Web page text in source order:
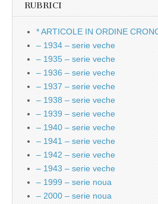
RUBRICI
* ARTICOLE IN ORDINE
– 1934 – serie veche
– 1935 – serie veche
– 1936 – serie veche
– 1937 – serie veche
– 1938 – serie veche
– 1939 – serie veche
– 1940 – serie veche
– 1941 – serie veche
– 1942 – serie veche
– 1943 – serie veche
– 1999 – serie noua
– 2000 – serie noua